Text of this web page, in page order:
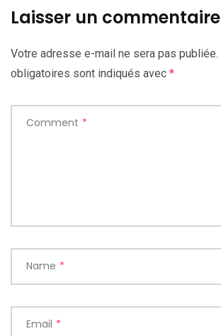
Laisser un commentaire
Votre adresse e-mail ne sera pas publiée.
obligatoires sont indiqués avec *
Comment *
Name *
Email *